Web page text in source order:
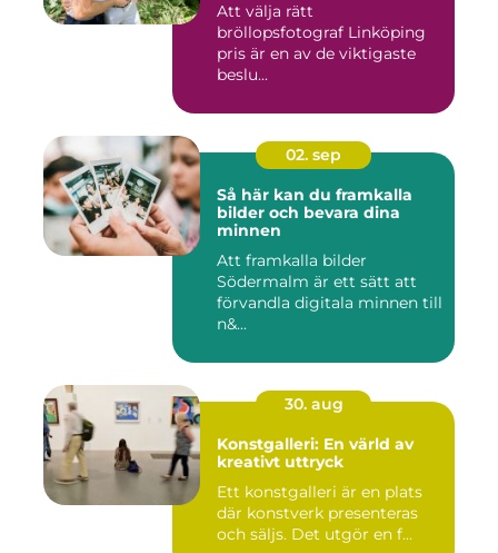
Att välja rätt
bröllopsfotograf Linköping
pris är en av de viktigaste
beslu...
02. sep
Så här kan du framkalla
bilder och bevara dina
minnen
Att framkalla bilder
Södermalm är ett sätt att
förvandla digitala minnen till
n&...
30. aug
Konstgalleri: En värld av
kreativt uttryck
Ett konstgalleri är en plats
där konstverk presenteras
och säljs. Det utgör en f...